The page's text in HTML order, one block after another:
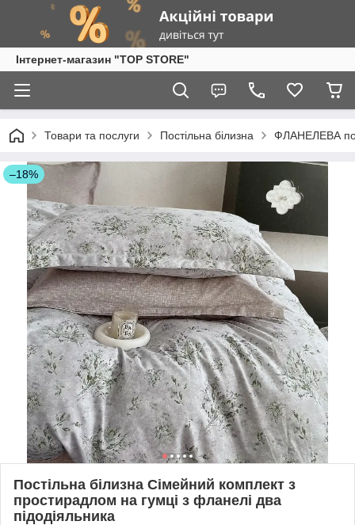
Інтернет-магазин "TOP STORE"
Товари та послуги Постільна білизна ФЛАНЕЛЕВА
–18%
Постільна білизна Сімейний комплект з
простирадлом на гумці з фланелі два
підодіяльника